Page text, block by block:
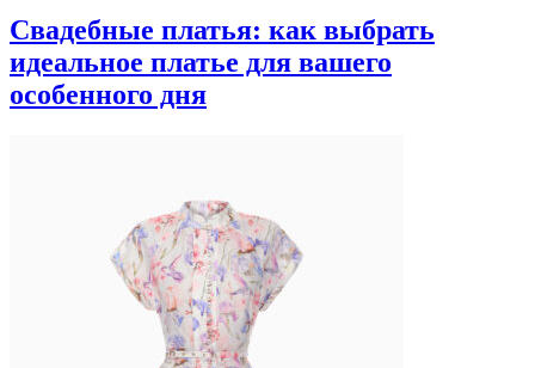
Cвадебные платья: как выбрать
идеальное платье для вашего
особенного дня